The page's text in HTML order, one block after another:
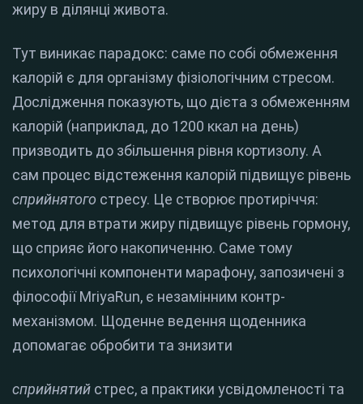
жиру в ділянці живота.
Тут виникає парадокс: саме по собі обмеження
калорій є для організму фізіологічним стресом.
Дослідження показують, що дієта з обмеженням
калорій (наприклад, до 1200 ккал на день)
призводить до збільшення рівня кортизолу. А
сам процес відстеження калорій підвищує рівень
сприйнятого стресу. Це створює протиріччя:
метод для втрати жиру підвищує рівень гормону,
що сприяє його накопиченню. Саме тому
психологічні компоненти марафону, запозичені з
філософії MriyaRun, є незамінним контр-
механізмом. Щоденне ведення щоденника
допомагає обробити та знизити
сприйнятий стрес, а практики усвідомленості та